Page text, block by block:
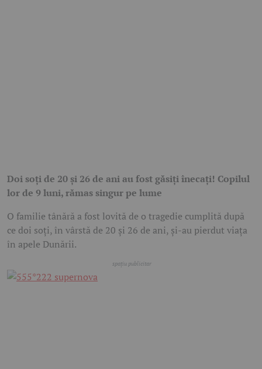
Doi soți de 20 și 26 de ani au fost găsiți înecați! Copilul
lor de 9 luni, rămas singur pe lume
O familie tânără a fost lovită de o tragedie cumplită după
ce doi soți, în vârstă de 20 și 26 de ani, și-au pierdut viața
în apele Dunării.